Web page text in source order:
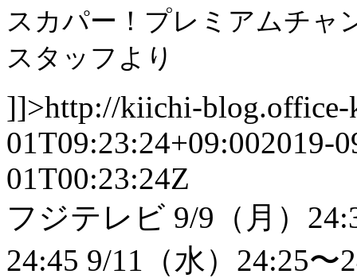
スカパー！プレミアムチャ
スタッフより
]]>http://kiichi-blog.office-
01T09:23:24+09:002019-
01T00:23:24Z
フジテレビ 9/9（月）
24:45 9/11（水）24:25〜